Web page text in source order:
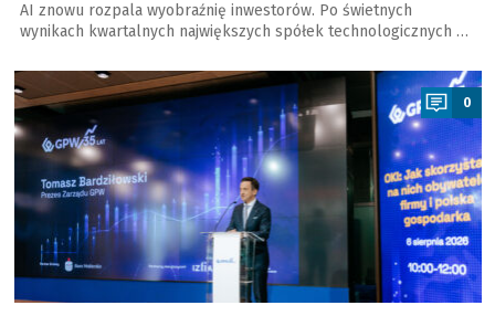
AI znowu rozpala wyobraźnię inwestorów. Po świetnych
wynikach kwartalnych największych spółek technologicznych …
a
0